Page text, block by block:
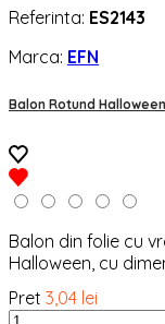
Referinta: ES2143
Marca: EFN
Balon Rotund
Balon din folie cu
Halloween, cu
Pret 3,04 lei